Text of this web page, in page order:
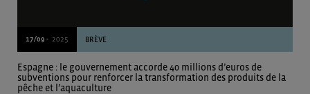
17/09 - 2025 BRÈVE
Espagne : le gouvernement accorde 40 millions d’euros de
subventions pour renforcer la transformation des produits de la
pêche et l’aquaculture